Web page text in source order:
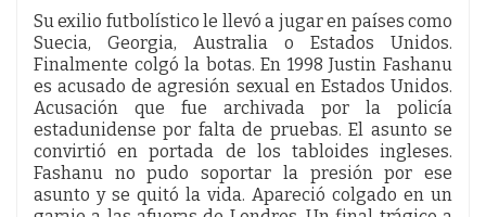
Su exilio futbolístico le llevó a jugar en países como
Suecia, Georgia, Australia o Estados Unidos.
Finalmente colgó la botas. En 1998 Justin Fashanu
es acusado de agresión sexual en Estados Unidos.
Acusación que fue archivada por la policía
estadunidense por falta de pruebas. El asunto se
convirtió en portada de los tabloides ingleses.
Fashanu no pudo soportar la presión por ese
asunto y se quitó la vida. Apareció colgado en un